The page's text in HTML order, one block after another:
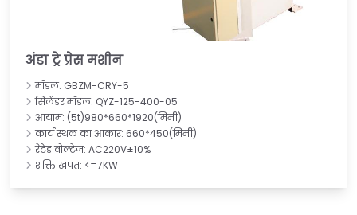
अंडा ट्रे प्रेस मशीन
मॉडल: GBZM-CRY-5
सिलेंडर मॉडल: QYZ-125-400-05
आयाम: (5t)980*660*1920(मिमी)
कार्य स्थल का आकार: 660*450(मिमी)
रेटेड वोल्टेज: AC220V±10%
शक्ति खपत: <=7KW